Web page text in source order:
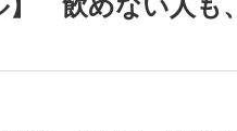
】 飲めない人も